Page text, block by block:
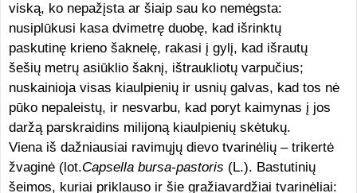
viską, ko nepažįsta ar šiaip sau ko nemėgsta:
nusiplūkusi kasa dvimetrę duobę, kad išrinktų
paskutinę krieno šaknelę, rakasi į gylį, kad išrautų
šešių metrų asiūklio šaknį, ištraukliotų varpučius;
nuskainioja visas kiaulpienių ir usnių galvas, kad tos nė
pūko nepaleistų, ir nesvarbu, kad poryt kaimynas į jos
daržą parskraidins milijoną kiaulpienių skėtukų.
Viena iš dažniausiai ravimųjų dievo tvarinėlių – trikertė
žvaginė (lot.Capsella bursa-pastoris (L.). Bastutinių
šeimos, kuriai priklauso ir šie gražiavardžiai tvarinėliai: